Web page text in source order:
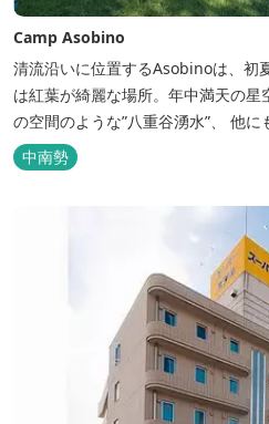
Camp Asobino
清流沿いに位置するAsobinoは、初
は紅葉が綺麗な場所。年中満天の星空を楽し
の空間のような”八重谷湧水”、 他
像させる”風穴”などがあり、自然が豊か
備。テントサウナもご利用いただけ
した「阿曽温泉」もあります。
中南勢